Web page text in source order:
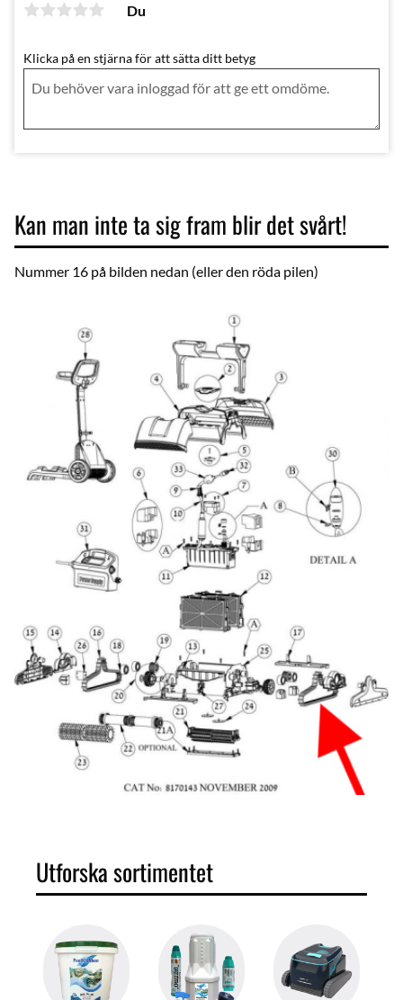
Kan man inte ta sig fram blir det svårt!
Nummer 16 på bilden nedan (eller den röda pilen)
Du
Klicka på en stjärna för att sätta ditt betyg
Utforska sortimentet